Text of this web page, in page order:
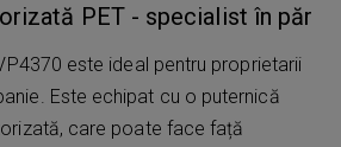
PET - specialist în păr
este ideal pentru proprietarii
Este echipat cu o puternică
care poate face față